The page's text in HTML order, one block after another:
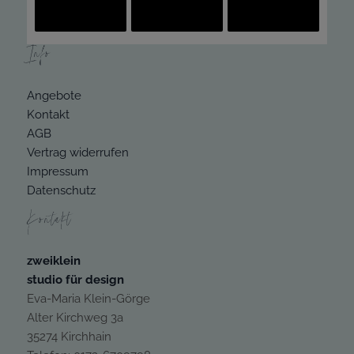
Info
Angebote
Kontakt
AGB
Vertrag widerrufen
Impressum
Datenschutz
Kontakt
zweiklein
studio für design
Eva-Maria Klein-Görge
Alter Kirchweg 3a
35274 Kirchhain